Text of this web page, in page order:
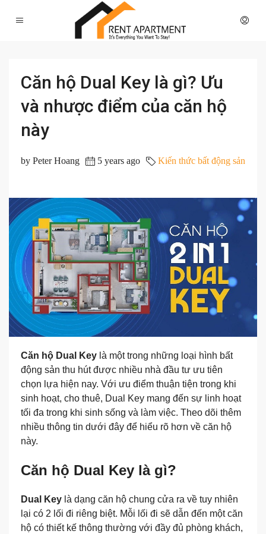
Căn hộ Dual Key là gì? Ưu
và nhược điểm của căn hộ
này
by Peter Hoang 5 years ago Kiến thức bất động sản
Căn hộ Dual Key là một trong những loại hình bất
động sản thu hút được nhiều nhà đầu tư ưu tiên
chọn lựa hiện nay. Với ưu điểm thuận tiện trong khi
sinh hoạt, cho thuê, Dual Key mang đến sự linh hoạt
tối đa trong khi sinh sống và làm việc. Theo dõi thêm
nhiều thông tin dưới đây để hiểu rõ hơn về căn hộ
này.
Căn hộ Dual Key là gì?
Dual Key là dạng căn hộ chung cửa ra về tuy nhiên
lại có 2 lối đi riêng biệt. Mỗi lối đi sẽ dẫn đến một căn
hộ có thiết kế thông thường với đầy đủ phòng khách,